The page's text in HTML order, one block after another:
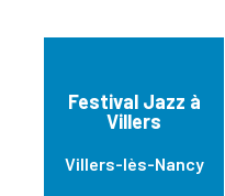
Festival Jazz à
Villers
Villers-lès-Nancy